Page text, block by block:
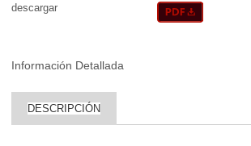
descargar
Información Detallada
DESCRIPCIÓN